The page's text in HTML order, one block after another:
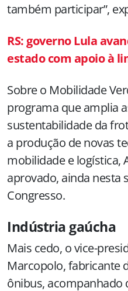
também participar”,
RS: governo Lula
estado com apoio à
Sobre o Mobilidade
programa que amplia
sustentabilidade da
a produção de novas
mobilidade e logística,
aprovado, ainda nesta
Congresso.
Indústria gaúcha
Mais cedo, o vice-
Marcopolo, fabricante
ônibus, acompanhado